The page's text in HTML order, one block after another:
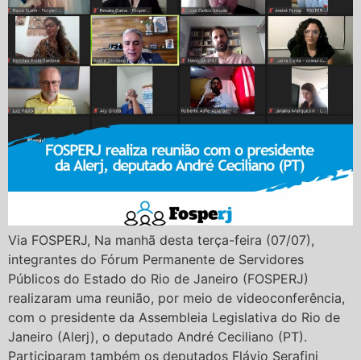
Via FOSPERJ, Na manhã desta terça-feira (07/07),
integrantes do Fórum Permanente de Servidores
Públicos do Estado do Rio de Janeiro (FOSPERJ)
realizaram uma reunião, por meio de videoconferência,
com o presidente da Assembleia Legislativa do Rio de
Janeiro (Alerj), o deputado André Ceciliano (PT).
Participaram também os deputados Flávio Serafini